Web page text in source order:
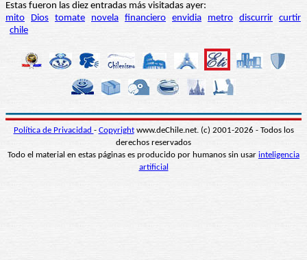
Estas fueron las diez entradas más visitadas ayer:
mito
Dios tomate novela financiero envidia metro discurrir curtir
chile
Política de Privacidad - Copyrightwww.deChile.net. (c) 2001-2026 - Todos los
derechos reservados
Todo el material en estas páginas es producido por humanos sin usar inteligencia
artificial